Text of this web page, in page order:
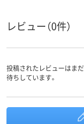
特徴
マグネット＆
ザー付き
アルコール系
インク充
直液式
レビュー（0件）
投稿されたレビューはま
待ちしています。